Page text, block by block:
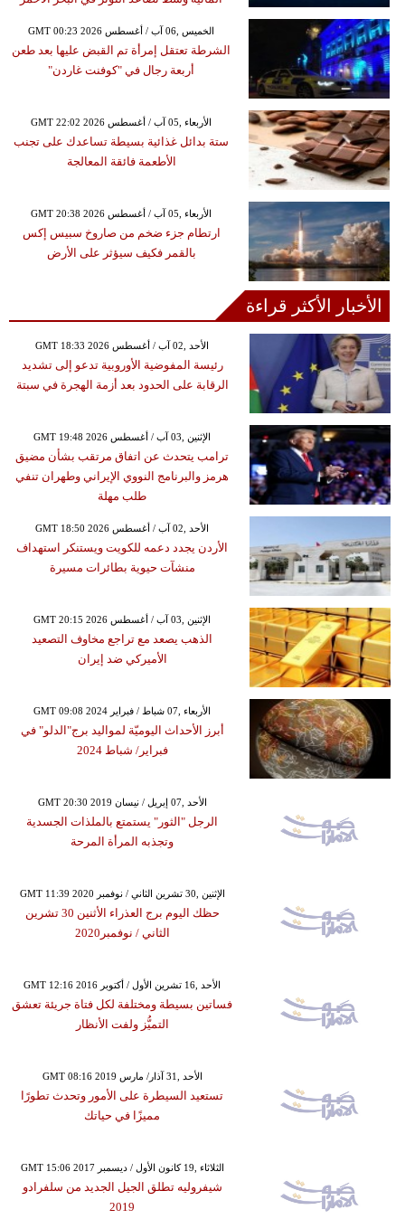
GMT 00:23 2026 الخميس ,06 آب / أغسطس
الشرطة تعتقل إمرأة تم القبض عليها بعد طعن
أربعة رجال في "كوفنت غاردن"
GMT 22:02 2026 الأربعاء ,05 آب / أغسطس
ستة بدائل غذائية بسيطة تساعدك على تجنب
الأطعمة فائقة المعالجة
GMT 20:38 2026 الأربعاء ,05 آب / أغسطس
ارتطام جزء ضخم من صاروخ سبيس إكس
بالقمر فكيف سيؤثر على الأرض
الأخبار الأكثر قراءة
GMT 18:33 2026 الأحد ,02 آب / أغسطس
رئيسة المفوضية الأوروبية تدعو إلى تشديد
الرقابة على الحدود بعد أزمة الهجرة في سبتة
GMT 19:48 2026 الإثنين ,03 آب / أغسطس
ترامب يتحدث عن اتفاق مرتقب بشأن مضيق
هرمز والبرنامج النووي الإيراني وطهران تنفي
طلب مهلة
GMT 18:50 2026 الأحد ,02 آب / أغسطس
الأردن يجدد دعمه للكويت ويستنكر استهداف
منشآت حيوية بطائرات مسيرة
GMT 20:15 2026 الإثنين ,03 آب / أغسطس
الذهب يصعد مع تراجع مخاوف التصعيد
الأميركي ضد إيران
GMT 09:08 2024 الأربعاء ,07 شباط / فبراير
أبرز الأحداث اليوميّة لمواليد برج"الدلو" في
فبراير/ شباط 2024
GMT 20:30 2019 الأحد ,07 إبريل / نيسان
الرجل "الثور" يستمتع بالملذات الجسدية
وتجذبه المرأة المرحة
GMT 11:39 2020 الإثنين ,30 تشرين الثاني / نوفمبر
حظك اليوم برج العذراء الأثنين 30 تشرين
الثاني / نوفمبر2020
GMT 12:16 2016 الأحد ,16 تشرين الأول / أكتوبر
فساتين بسيطة ومختلفة لكل فتاة جريئة تعشق
التميُّز ولفت الأنظار
GMT 08:16 2019 الأحد ,31 آذار/ مارس
تستعيد السيطرة على الأمور وتحدث تطورًا
مميزًا في حياتك
GMT 15:06 2017 الثلاثاء ,19 كانون الأول / ديسمبر
شيفروليه تطلق الجيل الجديد من سلفرادو
2019